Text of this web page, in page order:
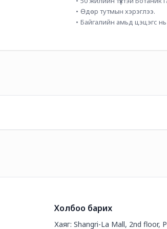
Өдөр тутмын хэрэглээ.
Байгалийн амьд цэцэгс нь
Холбоо барих
Хаяг: Shangri-La Mall, 2nd floor,